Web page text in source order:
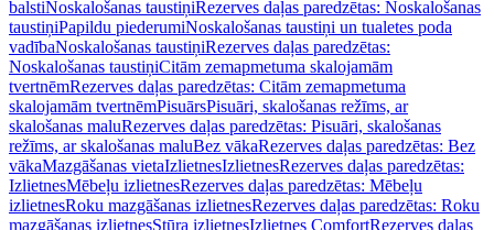
balstiNoskalošanas taustiņiRezerves daļas paredzētas: Noskalošanas
taustiņiPapildu piederumiNoskalošanas taustiņi un tualetes poda
vadībaNoskalošanas taustiņiRezerves daļas paredzētas:
Noskalošanas taustiņiCitām zemapmetuma skalojamām
tvertnēmRezerves daļas paredzētas: Citām zemapmetuma
skalojamām tvertnēmPisuārsPisuāri, skalošanas režīms, ar
skalošanas maluRezerves daļas paredzētas: Pisuāri, skalošanas
režīms, ar skalošanas maluBez vākaRezerves daļas paredzētas: Bez
vākaMazgāšanas vietaIzlietnesIzlietnesRezerves daļas paredzētas:
IzlietnesMēbeļu izlietnesRezerves daļas paredzētas: Mēbeļu
izlietnesRoku mazgāšanas izlietnesRezerves daļas paredzētas: Roku
mazgāšanas izlietnesStūra izlietnesIzlietnes ComfortRezerves daļas